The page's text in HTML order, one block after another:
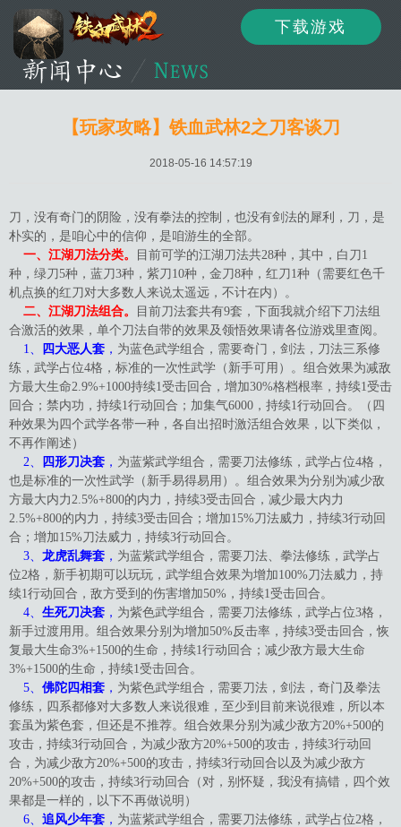
下载游戏
【玩家攻略】铁血武林2之刀客谈刀
2018-05-16 14:57:19
刀，没有奇门的阴险，没有拳法的控制，也没有剑法的犀利，刀，是
朴实的，是咱心中的信仰，是咱游生的全部。
一、江湖刀法分类。
目前可学的江湖刀法共28种，其中，白刀1
种，绿刀5种，蓝刀3种，紫刀10种，金刀8种，红刀1种（需要红色千
机点换的红刀对大多数人来说太遥远，不计在内）。
二、江湖刀法组合。
目前刀法套共有9套，下面我就介绍下刀法组
合激活的效果，单个刀法自带的效果及领悟效果请各位游戏里查阅。
1、
四大恶人套 ， 为蓝色武学组合，需要奇门，剑法，刀法三系修
练，武学占位4格，标准的一次性武学（新手可用）。组合效果为减敌
方最大生命2.9%+1000持续1受击回合，增加30%格档根率，持续1受击
回合；禁内功，持续1行动回合；加集气6000，持续1行动回合。（四
种效果为四个武学各带一种，各自出招时激活组合效果，以下类似，
不再作阐述）
2、
四形刀决套 ， 为蓝紫武学组合，需要刀法修练，武学占位4格，
也是标准的一次性武学（新手易得易用）。组合效果为分别为减少敌
方最大内力2.5%+800的内力，持续3受击回合，减少最大内力
2.5%+800的内力，持续3受击回合；增加15%刀法威力，持续3行动回
合；增加15%刀法威力，持续3行动回合。
3、 龙虎乱舞套 ， 为蓝紫武学组合，需要刀法、拳法修练，武学占
位2格，新手初期可以玩玩，武学组合效果为增加100%刀法威力，持
续1行动回合，敌方受到的伤害增加50%，持续1受击回合。
4、 生死刀决套 ， 为紫色武学组合，需要刀法修练，武学占位3格，
新手过渡用用。组合效果分别为增加50%反击率，持续3受击回合，恢
复最大生命3%+1500的生命，持续1行动回合；减少敌方最大生命
3%+1500的生命，持续1受击回合。
5、 佛陀四相套 ， 为紫色武学组合，需要刀法，剑法，奇门及拳法
修练，四系都修对大多数人来说很难，至少到目前来说很难，所以本
套虽为紫色套，但还是不推荐。组合效果分别为减少敌方20%+500的
攻击，持续3行动回合，为减少敌方20%+500的攻击，持续3行动回
合，为减少敌方20%+500的攻击，持续3行动回合以及为减少敌方
20%+500的攻击，持续3行动回合（对，别怀疑，我没有搞错，四个效
果都是一样的，以下不再做说明）
6、 追风少年套 ， 为蓝紫武学组合，需要刀法修练，武学占位2格，
资讯
论坛 下载 客服